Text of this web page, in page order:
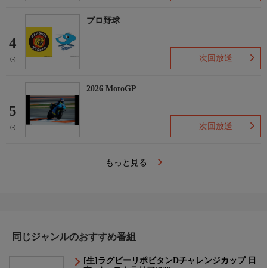
4
(-)
プロ野球
次回放送
5
(-)
2026 MotoGP
次回放送
もっと見る
同じジャンルのおすすめ番組
[生]ラグビーリポビタンDチャレンジカップ 日